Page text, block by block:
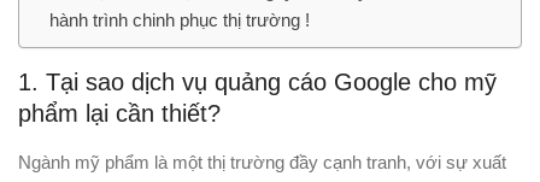
hành trình chinh phục thị trường !
1. Tại sao dịch vụ quảng cáo Google cho mỹ
phẩm lại cần thiết?
Ngành mỹ phẩm là một thị trường đầy cạnh tranh, với sự xuất